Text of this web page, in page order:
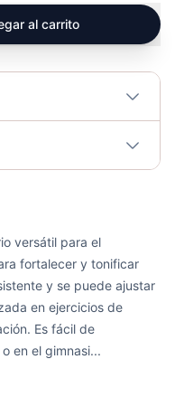
al carrito
1 metro
Banda Elástica Poder Sportfitness 2000*44*4.5mm - 71284
versátil para el
fortalecer y tonificar
y se puede ajustar
en ejercicios de
Es fácil de
en el gimnasi...